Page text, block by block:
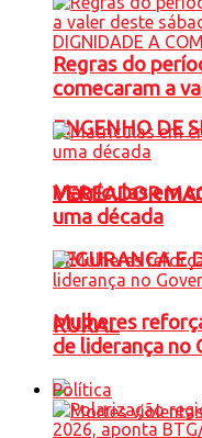
ENGENHO DE
VEREADOR
SEGURANCA E
RURAL
Regras do
comecaram a
Matrículas em
uma década
Mulheres
de liderança no
Política